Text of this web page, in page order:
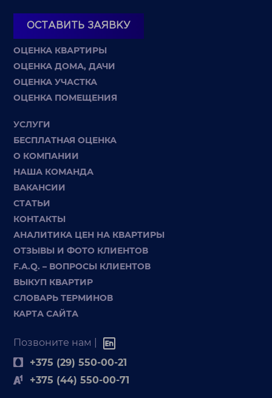
ОСТАВИТЬ ЗАЯВКУ
ОЦЕНКА КВАРТИРЫ
ОЦЕНКА ДОМА, ДАЧИ
ОЦЕНКА УЧАСТКА
ОЦЕНКА ПОМЕЩЕНИЯ
УСЛУГИ
БЕСПЛАТНАЯ ОЦЕНКА
О КОМПАНИИ
НАША КОМАНДА
ВАКАНСИИ
СТАТЬИ
КОНТАКТЫ
АНАЛИТИКА ЦЕН НА КВАРТИРЫ
ОТЗЫВЫ И ФОТО КЛИЕНТОВ
F.A.Q. – ВОПРОСЫ КЛИЕНТОВ
ВЫКУП КВАРТИР
СЛОВАРЬ ТЕРМИНОВ
КАРТА САЙТА
Позвоните нам |
+375 (29) 550-00-21
+375 (44) 550-00-71